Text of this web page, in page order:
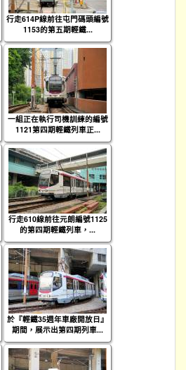
行走614P線前往屯門碼頭編號
1153的第五期輕鐵...
一組正在執行司機訓練的編號
1121第四期輕鐵列車正...
行走610線前往元朗編號1125
的第四期輕鐵列車，...
於『輕鐵35週年車廠開放日』
期間，展示出第四期列車...